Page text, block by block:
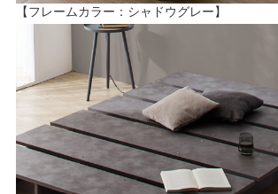
【フレームカラー：シャドウグレー】